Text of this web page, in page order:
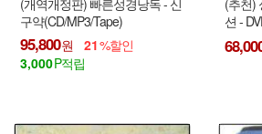
(개역개정판) 빠른성경낭독 - 신
구약(CD/MP3/Tape)
95,800
21
3,000
(추천)
션 -
더빙